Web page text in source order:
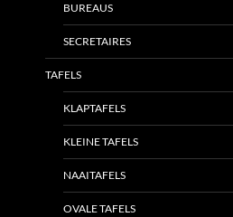
BUREAUS
SECRETAIRES
TAFELS
KLAPTAFELS
KLEINE TAFELS
NAAITAFELS
OVALE TAFELS